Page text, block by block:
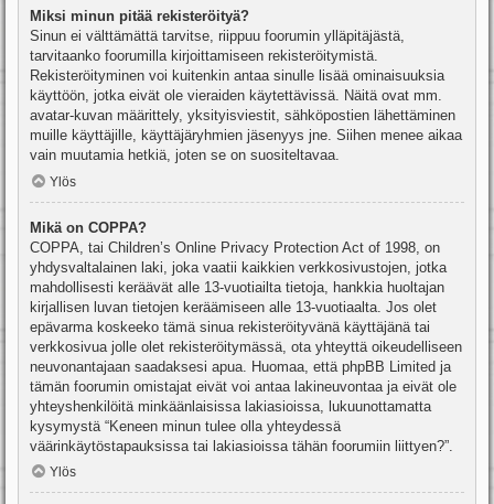
Miksi minun pitää rekisteröityä?
Sinun ei välttämättä tarvitse, riippuu foorumin ylläpitäjästä,
tarvitaanko foorumilla kirjoittamiseen rekisteröitymistä.
Rekisteröityminen voi kuitenkin antaa sinulle lisää ominaisuuksia
käyttöön, jotka eivät ole vieraiden käytettävissä. Näitä ovat mm.
avatar-kuvan määrittely, yksityisviestit, sähköpostien lähettäminen
muille käyttäjille, käyttäjäryhmien jäsenyys jne. Siihen menee aikaa
vain muutamia hetkiä, joten se on suositeltavaa.
Ylös
Mikä on COPPA?
COPPA, tai Children’s Online Privacy Protection Act of 1998, on
yhdysvaltalainen laki, joka vaatii kaikkien verkkosivustojen, jotka
mahdollisesti keräävät alle 13-vuotiailta tietoja, hankkia huoltajan
kirjallisen luvan tietojen keräämiseen alle 13-vuotiaalta. Jos olet
epävarma koskeeko tämä sinua rekisteröityvänä käyttäjänä tai
verkkosivua jolle olet rekisteröitymässä, ota yhteyttä oikeudelliseen
neuvonantajaan saadaksesi apua. Huomaa, että phpBB Limited ja
tämän foorumin omistajat eivät voi antaa lakineuvontaa ja eivät ole
yhteyshenkilöitä minkäänlaisissa lakiasioissa, lukuunottamatta
kysymystä “Keneen minun tulee olla yhteydessä
väärinkäytöstapauksissa tai lakiasioissa tähän foorumiin liittyen?”.
Ylös